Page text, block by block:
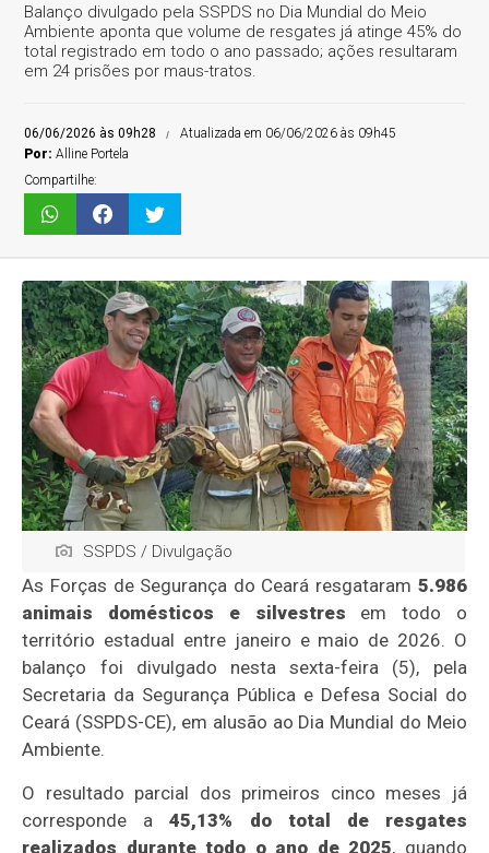
Balanço divulgado pela SSPDS no Dia Mundial do Meio
Ambiente aponta que volume de resgates já atinge 45% do
total registrado em todo o ano passado; ações resultaram
em 24 prisões por maus-tratos.
06/06/2026 às 09h28
Atualizada em 06/06/2026 às 09h45
Por:Alline Portela
Compartilhe:
SSPDS / Divulgação
As Forças de Segurança do Ceará resgataram 5.986
animais domésticos e silvestres em todo o
território estadual entre janeiro e maio de 2026. O
balanço foi divulgado nesta sexta-feira (5), pela
Secretaria da Segurança Pública e Defesa Social do
Ceará (SSPDS-CE), em alusão ao Dia Mundial do Meio
Ambiente.
O resultado parcial dos primeiros cinco meses já
corresponde a45,13% do total de resgates
realizados durante todo o ano de 2025, quando